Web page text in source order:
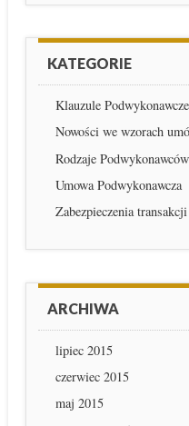
KATEGORIE
Klauzule Podwykonawcze
Nowości we wzorach
Rodzaje Podwykonawców
Umowa Podwykonawcza
Zabezpieczenia transakcji
ARCHIWA
lipiec 2015
czerwiec 2015
maj 2015